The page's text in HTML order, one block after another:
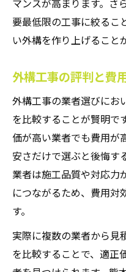
マンスが高まります。さ
要最低限の工事に絞るこ
い外構を作り上げること
外構工事の評判と費
外構工事の業者選びにお
を比較することが賢明で
価が高い業者でも費用が
安さだけで選ぶと後悔す
業者は施工品質や対応力
につながるため、費用対
す。
実際に複数の業者から見
を比較することで、適正